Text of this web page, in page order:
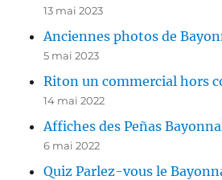
13 mai 2023
Anciennes photos de
5 mai 2023
Riton un commercial hors
14 mai 2022
Affiches des Peñas
6 mai 2022
Quiz Parlez-vous le